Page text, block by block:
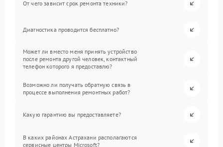
От чего зависит срок ремонта техники?
Диагностика проводится бесплатно?
Может ли вместо меня принять устройство
после ремонта другой человек, контактный
телефон которого я предоставлю?
Возможно ли получать обратную связь в
процессе выполнения ремонтных работ?
Какую гарантию вы предоставляете?
В каких районах Астрахани располагаются
сервисные центры Microsoft?